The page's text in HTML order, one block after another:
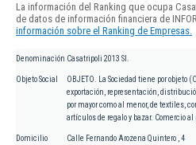
La información del Ranking que ocupa
de datos de información financiera de
información sobre el Ranking de Empresas.
Denominación Casatripoli 2013 Sl.
Objeto Social
OBJETO. La Sociedad tiene por objeto
exportación, representación,
por mayor como al menor, de textiles,
artículos de regalo y bazar. Comercio al
Domicilio
Calle Fernando Arozena Quintero , 4